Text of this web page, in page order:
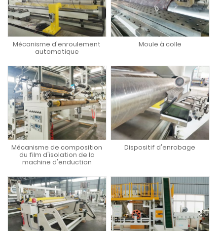
Mécanisme d'enroulement
automatique
Moule à colle
Mécanisme de composition
du film d'isolation de la
machine d'enduction
Dispositif d'enrobage